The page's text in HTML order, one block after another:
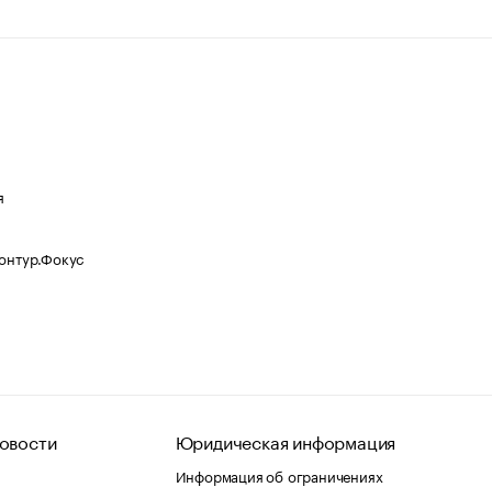
Юридическая информация
Информация об ограничениях